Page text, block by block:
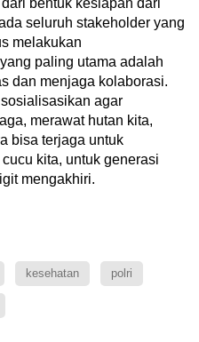
bentuk kesiapan dari
seluruh stakeholder yang
melakukan
paling utama adalah
dan menjaga kolaborasi.
agar
merawat hutan kita,
bisa terjaga untuk
kita, untuk generasi
mengakhiri.
kesehatan polri